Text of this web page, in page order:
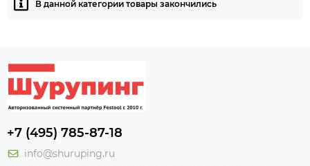
В данной категории товары закончились
+7 (495) 785-87-18
info@shuruping.ru